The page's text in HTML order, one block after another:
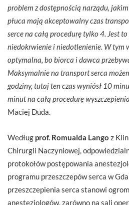
problem z dostępnością narządu,
płuca mają akceptowalny czas
serce na całą procedurę tylko 4. Jest
niedokrwienie i niedotlenienie. W tym
optymalna, bo biorca i dawca
Maksymalnie na transport serca
godziny, tutaj ten czas wyniósł 10
minut na całą procedurę
Maciej Duda.
Według prof. Romualda Lango z
Chirurgii Naczyniowej,
protokołów postępowania
programu przeszczepów serca w
przeszczepienia serca stanowi
anestezjologów, zarówno na sali